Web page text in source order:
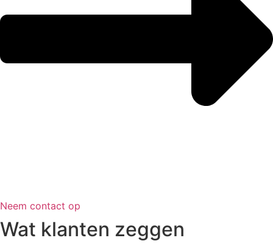
Neem contact op
Wat klanten zeggen